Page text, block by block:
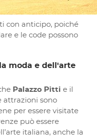
con anticipo, poiché
e le code possono
moda e dell'arte
Palazzo Pitti e il
attrazioni sono
per essere visitate
può essere
italiana, anche la